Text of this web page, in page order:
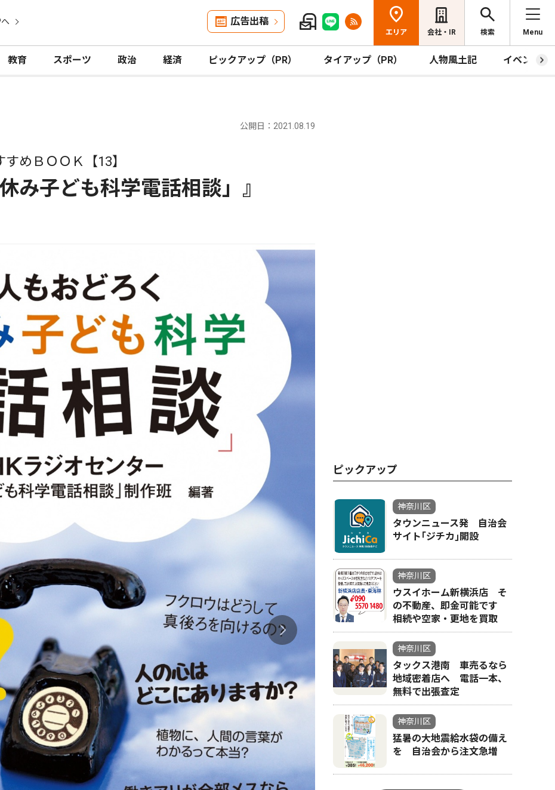
広告出稿
エリア 会社・IR 検索 Menu
教育 スポーツ 政治 経済 ピックアップ（PR） タイアップ（PR） 人物風土記 イベント
公開日：2021.08.19
めＢＯＯＫ【13】
み子ども科学電話相談」』
ピックアップ
神奈川区
タウンニュース発 自治会
サイト｢ジチカ｣開設
神奈川区
ウスイホーム新横浜店 そ
の不動産、即金可能です
相続や空家・更地を買取
神奈川区
タックス港南 車売るなら
地域密着店へ 電話一本、
無料で出張査定
神奈川区
猛暑の大地震給水袋の備え
を 自治会から注文急増